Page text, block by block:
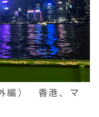
編） 香港、マ